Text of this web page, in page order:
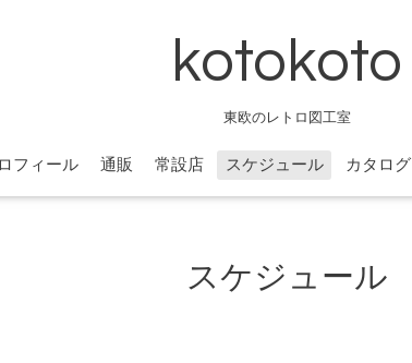
kotokoto
東欧のレトロ図工室
フィール 通販 常設店 スケジュール カタログ
スケジュール